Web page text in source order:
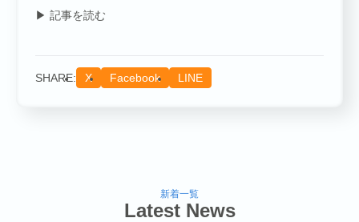
▶ 記事を読む
SHARE: X Facebook LINE
新着一覧
Latest News